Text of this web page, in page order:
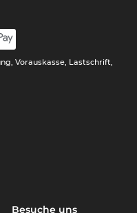
Vorauskasse, Lastschrift,
Besuche uns